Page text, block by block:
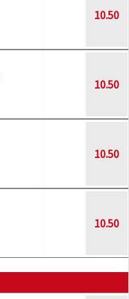
10.50
10.50
10.50
10.50